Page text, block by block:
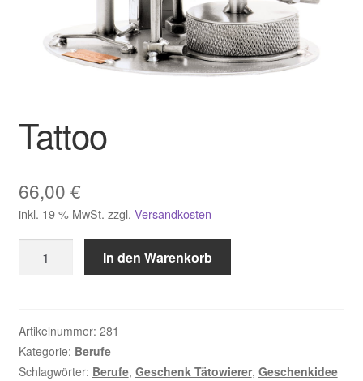
Tattoo
66,00 €
inkl. 19 % MwSt. zzgl. Versandkosten
Menge
In den Warenkorb
Artikelnummer: 281
Kategorie: Berufe
Schlagwörter: Berufe, Geschenk Tätowierer, Geschenkidee